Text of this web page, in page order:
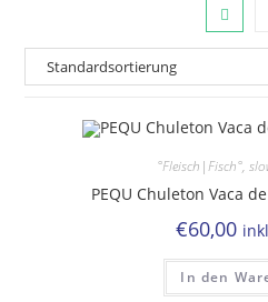
°Fleisch|Fisch°,
PEQU Chuleton Vaca
€60,00
In den